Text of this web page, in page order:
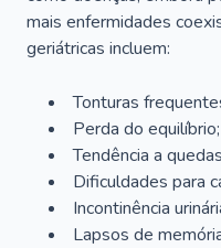
mais enfermidades
geriátricas incluem:
Tonturas
Perda do equilíbrio;
Tendência a
Dificuldades para
Incontinência
Lapsos de